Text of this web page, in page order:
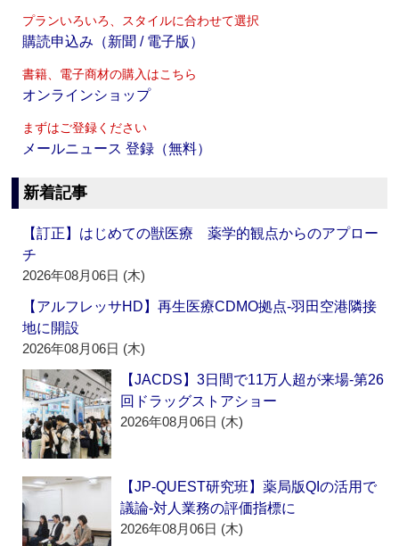
プランいろいろ、スタイルに合わせて選択
購読申込み（新聞 / 電子版）
書籍、電子商材の購入はこちら
オンラインショップ
まずはご登録ください
メールニュース 登録（無料）
新着記事
【訂正】はじめての獣医療 薬学的観点からのアプロー
チ
2026年08月06日 (木)
【アルフレッサHD】再生医療CDMO拠点‐羽田空港隣接
地に開設
2026年08月06日 (木)
【JACDS】3日間で11万人超が来場‐第26
回ドラッグストアショー
2026年08月06日 (木)
【JP-QUEST研究班】薬局版QIの活用で
議論‐対人業務の評価指標に
2026年08月06日 (木)